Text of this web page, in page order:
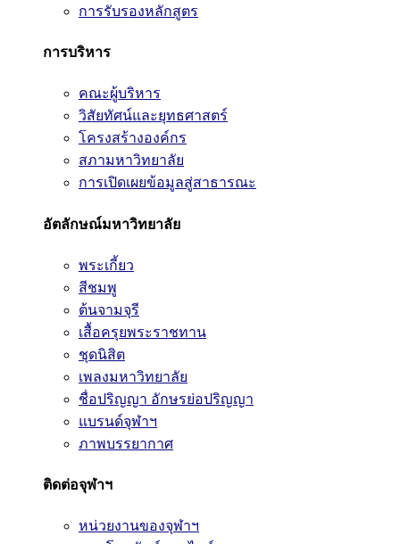
การรับรองหลักสูตร
การบริหาร
คณะผู้บริหาร
วิสัยทัศน์และยุทธศาสตร์
โครงสร้างองค์กร
สภามหาวิทยาลัย
การเปิดเผยข้อมูลสู่สาธารณะ
อัตลักษณ์มหาวิทยาลัย
พระเกี้ยว
สีชมพู
ต้นจามจุรี
เสื้อครุยพระราชทาน
ชุดนิสิต
เพลงมหาวิทยาลัย
ชื่อปริญญา อักษรย่อปริญญา
แบรนด์จุฬาฯ
ภาพบรรยากาศ
ติดต่อจุฬาฯ
หน่วยงานของจุฬาฯ